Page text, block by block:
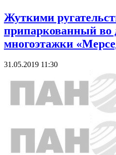
Жуткими
припаркованный во
многоэтажки
31.05.2019 11:30